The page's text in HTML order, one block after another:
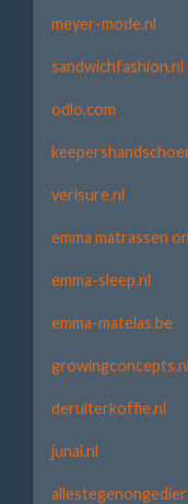
meyer-mode.nl
sandwichfashion.nl
odlo.com
verisure.nl
emma matrassen
emma-sleep.nl
emma-matelas.be
growingconcepts.nl
deruiterkoffie.nl
junai.nl